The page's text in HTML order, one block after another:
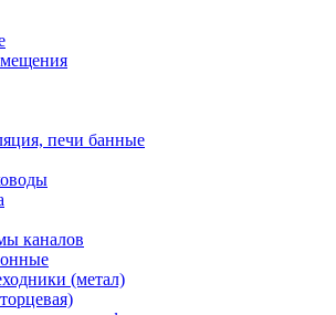
печи банные
каналов
(метал)